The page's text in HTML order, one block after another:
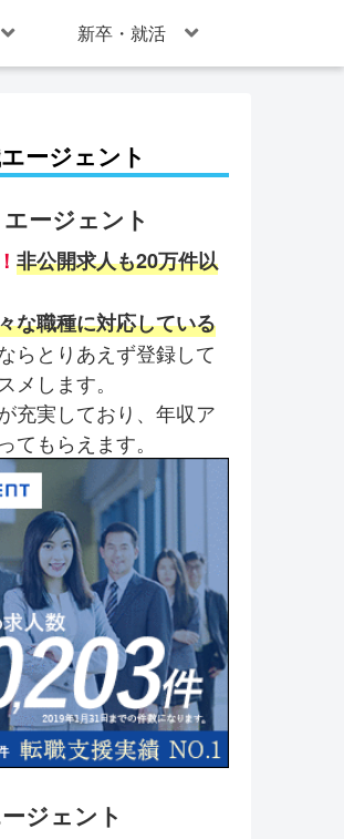
新卒・就活
ージェント
ージェント
非公開求人も20万件以
な職種に対応している
らとりあえず登録して
メします。
充実しており、年収ア
てもらえます。
ジェント